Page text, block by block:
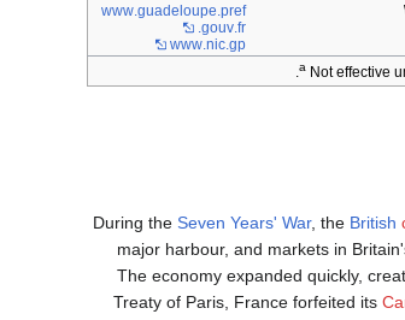
www.guadeloupe.pref
.gouv.fr
www.nic.gp
aNot effective
During the Seven Years' War, the British
major harbour, and markets in
The economy expanded quickly,
Treaty of Paris, France forfeited its